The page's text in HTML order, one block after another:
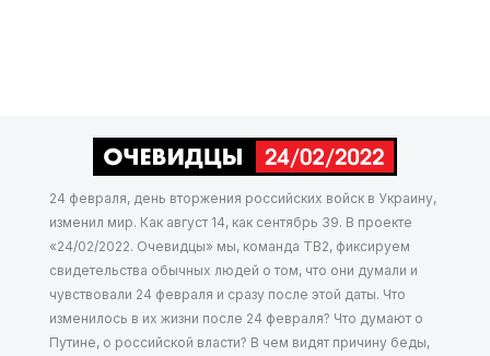
24 февраля, день вторжения российских войск в Украину,
изменил мир. Как август 14, как сентябрь 39. В проекте
«24/02/2022. Очевидцы» мы, команда ТВ2, фиксируем
свидетельства обычных людей о том, что они думали и
чувствовали 24 февраля и сразу после этой даты. Что
изменилось в их жизни после 24 февраля? Что думают о
Путине, о российской власти? В чем видят причину беды,